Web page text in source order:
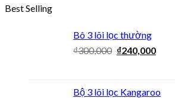
Best Selling
Bô 3 lõi lọc thường
₫300,000 ₫240,000
Bộ 3 lõi lọc Kangaroo